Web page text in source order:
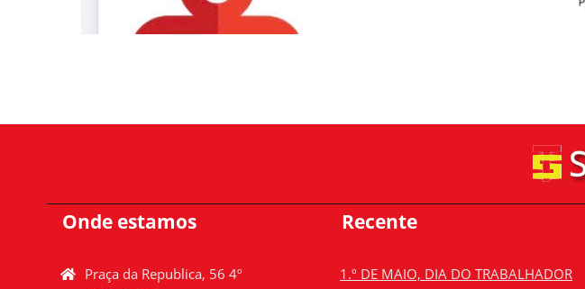
Onde estamos
Praça da Republica, 56 4º
Recente
1.º DE MAIO, DIA DO TRABALHADOR